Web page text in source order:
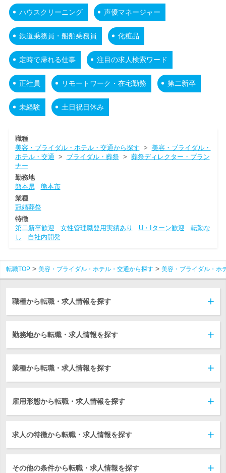
ハウスクリーニング 声優マネージャー
鉄道乗務員・船舶乗務員 化粧品
定時で帰れる仕事 注目の求人検索ワード
正社員 リモートワーク・在宅勤務 第二新卒
未経験 土日祝日休み
職種
美容・ブライダル・ホテル・交通から探す > 美容・ブライダル・
ホテル・交通 > ブライダル・葬祭> 葬祭ディレクター・プラン
ナー
勤務地
熊本県
熊本市
業種
冠婚葬祭
特徴
第二新卒歓迎
女性管理職登用実績あり U・Iターン歓迎
転勤な
し
自社内開発
転職TOP 美容・ブライダル・ホテル・交通から探す 美容・ブライダル・ホ
職種から転職・求人情報を探す
勤務地から転職・求人情報を探す
業種から転職・求人情報を探す
雇用形態から転職・求人情報を探す
求人の特徴から転職・求人情報を探す
その他の条件から転職・求人情報を探す